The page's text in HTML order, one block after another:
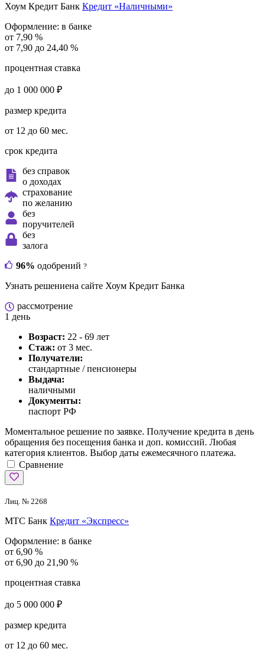
Хоум Кредит Банк Кредит «Наличными»
Оформление: в банке
от 7,90 %
от 7,90 до 24,40 %
процентная ставка
до 1 000 000 ₽
размер кредита
от 12 до 60 мес.
срок кредита
без справок
о доходах
страхование
по желанию
без
поручителей
без
залога
96% одобрений ?
Узнать решениена сайте Хоум Кредит Банка
рассмотрение
1 день
Возраст: 22 - 69 лет
Стаж: от 3 мес.
Получатели:
стандартные / пенсионеры
Выдача:
наличными
Документы:
паспорт РФ
Моментальное решение по заявке. Получение кредита в день
обращения без посещения банка и доп. комиссий. Любая
категория клиентов. Выбор даты ежемесячного платежа.
Сравнение
Лиц. № 2268
МТС Банк Кредит «Экспресс»
Оформление: в банке
от 6,90 %
от 6,90 до 21,90 %
процентная ставка
до 5 000 000 ₽
размер кредита
от 12 до 60 мес.